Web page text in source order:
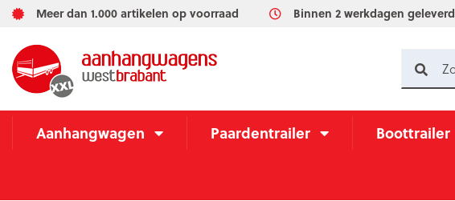
Meer dan 1.000 artikelen op voorraad Binnen 2 werkdagen geleverd
Aanhangwagen Paardentrailer Boottrailer